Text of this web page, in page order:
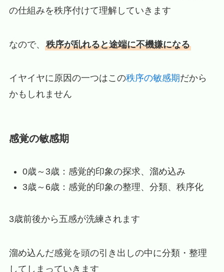
の仕組みを秩序付けて理解していきます
なので、 秩序が乱れると途端に不機嫌になる
イヤイヤに原因の一つはこの秩序の敏感期だから
かもしれません
感覚の敏感期
0歳～3歳：感覚的印象の探求、溜め込み
3歳～6歳：感覚的印象の整理、分類、秩序化
3歳前後から五感が洗練されます
溜め込んだ感覚を頭の引き出しの中に分類・整理
してしまっていきます